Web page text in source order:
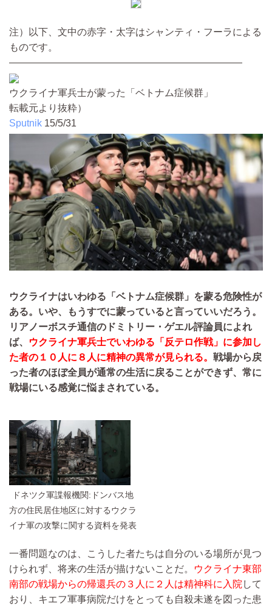
注）以下、文中の赤字・太字はシャンティ・フーラによる
ものです。
————————————————————————
ウクライナ軍兵士が蒙った「ベトナム症候群」
転載元より抜粋）
Sputnik 15/5/31
ウクライナはいわゆる「ベトナム症候群」を蒙る危険性が
ある。いや、もうすでに蒙っていると言っていいだろう。
リアノーボスチ通信のドミトリー・ゲエル評論員によれ
ば、
ウクライナ軍兵士でいわゆる「反テロ作戦」に参加し
た者の１０人に８人に精神の異常が見られる。 戦場から戻
った者のほぼ全員が通常の生活に戻ることができず、常に
戦場にいる感覚に悩まされている。
ドネツク軍諜報機関:ドンバス地
方の住民居住地区に対するウクラ
イナ軍の攻撃に関する資料を発表
一番問題なのは、こうした者たちは自分のいる場所が見つ
けられず、将来の生活が描けないことだ。
ウクライナ東部
南部の戦場からの帰還兵の３人に２人は精神科に入院 して
おり、キエフ軍事病院だけをとっても自殺未遂を図った患